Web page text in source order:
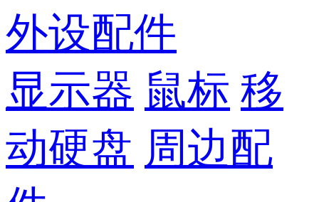
外设配件
显示器 鼠标 移
动硬盘 周边配